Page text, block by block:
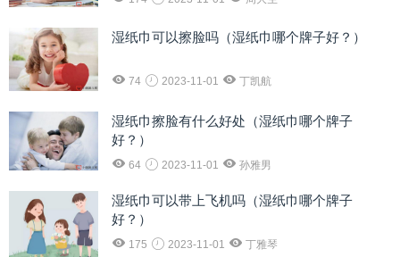
湿纸巾可以擦脸吗（湿纸巾哪个牌子好？）
74 2023-11-01 丁凯航
湿纸巾擦脸有什么好处（湿纸巾哪个牌子
好？）
64 2023-11-01 孙雅男
湿纸巾可以带上飞机吗（湿纸巾哪个牌子
好？）
175 2023-11-01 丁雅琴